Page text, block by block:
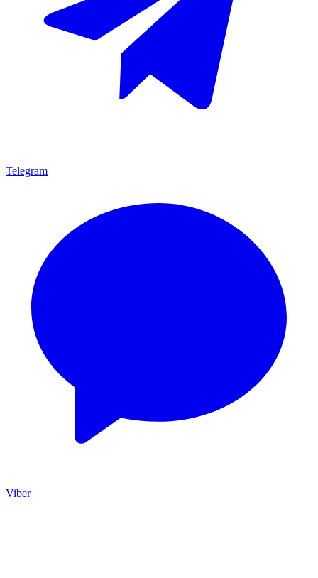
Telegram
Viber